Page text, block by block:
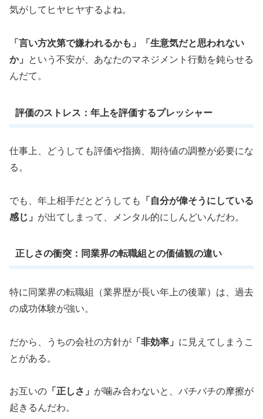
気がしてヒヤヒヤするよね。
「言い方次第で嫌われるかも」「生意気だと思われない
か」
という不安が、あなたのマネジメント行動を鈍らせる
んだて。
評価のストレス：年上を評価するプレッシャー
仕事上、どうしても評価や指摘、期待値の調整が必要にな
る。
でも、年上相手だとどうしても
「自分が偉そうにしている
感じ」 が出てしまって、メンタル的にしんどいんだわ。
正しさの衝突：同業界の転職組との価値観の違い
特に同業界の転職組（業界歴が長い年上の後輩）は、過去
の成功体験が強い。
だから、うちの会社の方針が 「非効率」 に見えてしまうこ
とがある。
お互いの 「正しさ」 が噛み合わないと、バチバチの摩擦が
起きるんだわ。